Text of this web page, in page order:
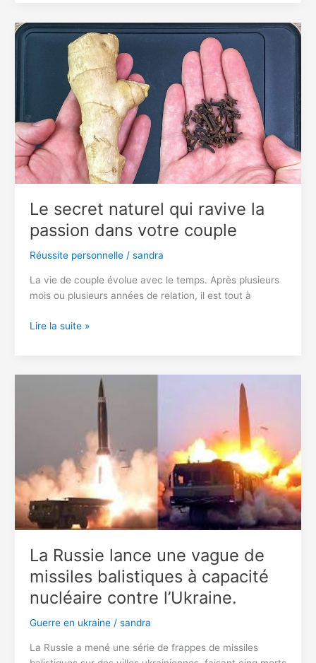
votre
chambre
plus
les
choses
pareil
Le secret naturel qui ravive la
passion dans votre couple
Réussite personnelle/ sandra
La vie de couple évolue avec le temps. Après plusieurs
mois ou plusieurs années de relation, il est tout à
Le
couple
Lire la suite »
La Russie lance une vague de
missiles balistiques à capacité
nucléaire contre l’Ukraine.
Guerre en ukraine/ sandra
La Russie a mené une série de frappes de missiles